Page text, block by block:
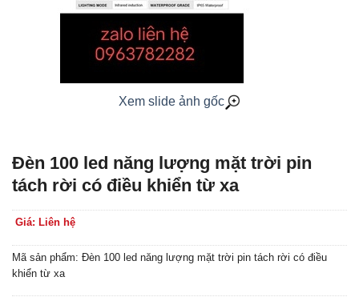
Xem slide ảnh gốc
Đèn 100 led năng lượng mặt trời pin
tách rời có điều khiển từ xa
Giá: Liên hệ
Mã sản phẩm: Đèn 100 led năng lượng mặt trời pin tách rời có điều
khiển từ xa